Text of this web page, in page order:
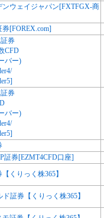
ンウェイジャパン[FXTFGX-商
券[FOREX.com]
券
CFD
バー)
券
バー)
証券[EZMT4CFD口座]
くりっく株365】
証券【くりっく株365】